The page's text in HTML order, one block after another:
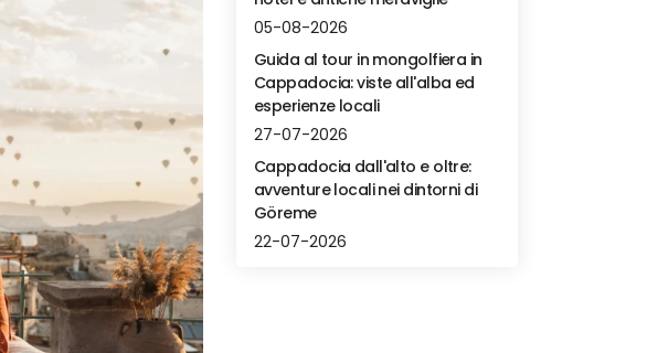
05-08-2026
Guida al tour in mongolfiera in
Cappadocia: viste all'alba ed
esperienze locali
27-07-2026
Cappadocia dall'alto e oltre:
avventure locali nei dintorni di
Göreme
22-07-2026